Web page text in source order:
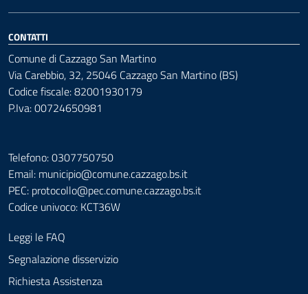
CONTATTI
Comune di Cazzago San Martino
Via Carebbio, 32, 25046 Cazzago San Martino (BS)
Codice fiscale: 82001930179
P.Iva: 00724650981
Telefono: 0307750750
Email: municipio@comune.cazzago.bs.it
PEC: protocollo@pec.comune.cazzago.bs.it
Codice univoco: KCT36W
Leggi le FAQ
Segnalazione disservizio
Richiesta Assistenza